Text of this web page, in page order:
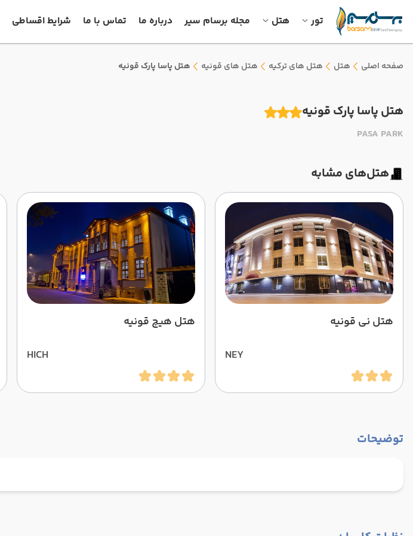
تور هتل مجله برسام سیر درباره ما تماس با ما شرایط اقساطی
صفحه اصلی هتل هتل های ترکیه هتل های قونیه هتل پاسا پارک قونیه
هتل پاسا پارک قونیه
PASA PARK
هتل‌های مشابه
هتل نی قونیه
NEY
هتل هیچ قونیه
HICH
توضیحات